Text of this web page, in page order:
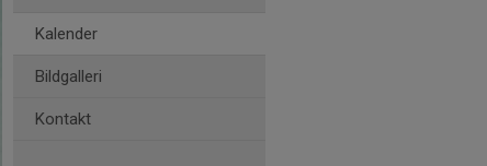
Kalender
Bildgalleri
Kontakt